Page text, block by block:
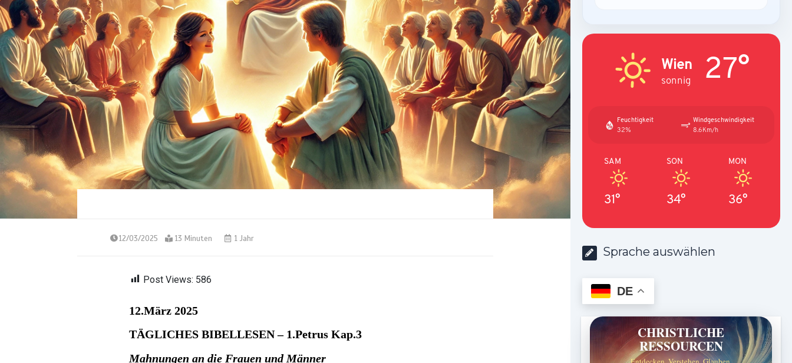
12/03/2025 13 Minuten 1 Jahr
Post Views: 586
12.März 2025
TÄGLICHES BIBELLESEN – 1.Petrus Kap.3
Mahnungen an die Frauen und Männer
Wien
sonnig 27°
Feuchtigkeit
32%
Windgeschwindigkeit
8.6Km/h
SAM
31°
SON
34°
MON
36°
Sprache auswählen
DE
CHRISTLICHE
RESSOURCEN